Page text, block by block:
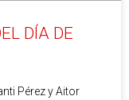
DÍA DE
Pérez y Aitor